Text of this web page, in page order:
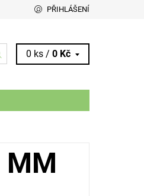
PŘIHLÁŠENÍ
0 ks /0 Kč
MM